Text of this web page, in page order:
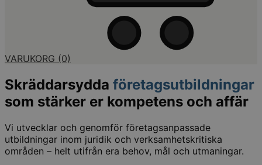
VARUKORG (0)
Skräddarsydda företagsutbildningar
som stärker er kompetens och affär
Vi utvecklar och genomför företagsanpassade
utbildningar inom juridik och verksamhetskritiska
områden – helt utifrån era behov, mål och utmaningar.